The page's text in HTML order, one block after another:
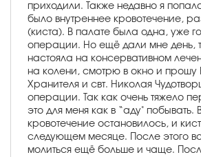
приходили. Также недавно я
было внутреннее кровотечение,
(киста). В палате была одна, уже
операции. Но ещё дали мне день,
настояла на консервативном
на колени, смотрю в окно и прошу
Хранителя и свт. Николая
операции. Так как очень тяжело
это для меня как в “аду" побывать.
кровотечение остановилось, и
следующем месяце. После этого
молиться ещё больше и чаще.